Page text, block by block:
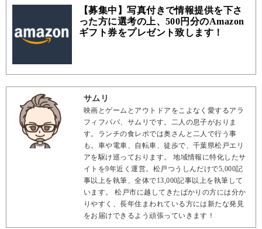
【募集中】写真付きで情報提供を下さ
った方に選考の上、500円分のAmazon
ギフト券をプレゼント致します！
サムリ
映画とゲームとアウトドアをこよなく愛するアラ
フィフパパ、サムリです。二人の息子がおりま
す。ランチの食レポでは奥さんと二人で行う事
も。車や電車、自転車、徒歩で、千葉県松戸エリ
アを駆け巡っております。 地域情報に特化したサ
イトを9年近く運営。松戸つうしんだけで5,000記
事以上を執筆、全体で13,000記事以上を執筆して
います。 松戸市に越してきたばかりの方には分か
りやすく、長年住まわれている方には新たな発見
をお届けできるよう頑張っていきます！